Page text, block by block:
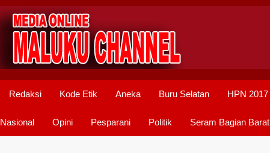
Redaksi Kode Etik Aneka Buru Selatan HPN 2017
Nasional Opini Pesparani Politik Seram Bagian Barat